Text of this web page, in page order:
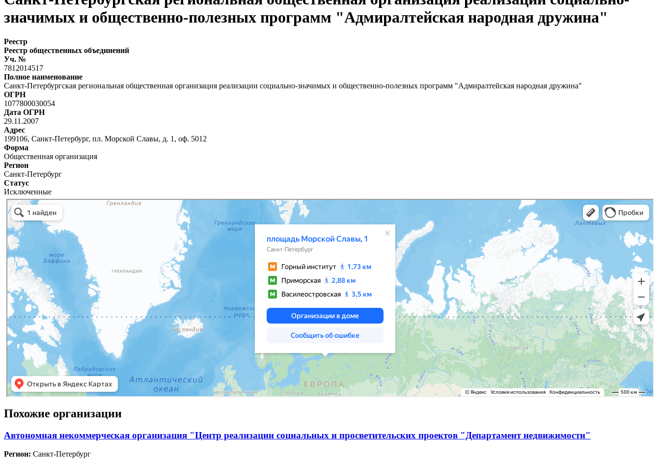
значимых и общественно-полезных программ "Адмиралтейская народная дружина"
Реестр
Реестр общественных объединений
Уч. №
7812014517
Полное наименование
Санкт-Петербургская региональная общественная организация реализации социально-значимых и общественно-полезных программ "Адмиралтейская народная дружина"
ОГРН
1077800030054
Дата ОГРН
29.11.2007
Адрес
199106, Санкт-Петербург, пл. Морской Славы, д. 1, оф. 5012
Форма
Общественная организация
Регион
Санкт-Петербург
Статус
Исключенные
Похожие организации
Автономная некоммерческая организация "Центр реализации социальных и просветительских проектов "Департамент недвижимости"
Регион: Санкт-Петербург